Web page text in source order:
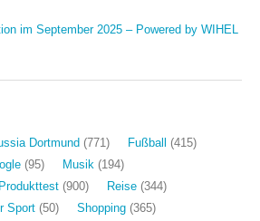
im September 2025 – Powered by WIHEL
Dortmund (771) Fußball
(415)
(95) Musik (194)
Produkttest (900) Reise (344)
Sport (50) Shopping (365)